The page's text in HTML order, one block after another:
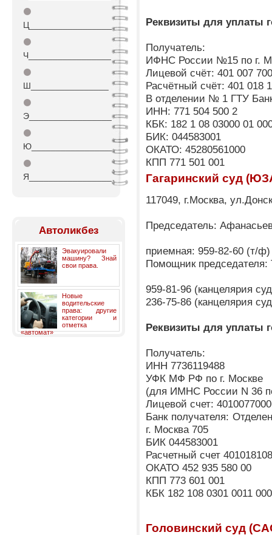
⚫
Ц_________________
⚫
Ч_________________
⚫
Ш________________
⚫
Э_________________
⚫
Ю_________________
⚫
Я_________________
Автоликбез
Эвакуировали
машину? Знай
свои права.
Новые
водительские
права: другие
категории и
отметка
«автомат»
Реквизиты для уплаты
Получатель:
ИФНС России №15 по г.
Лицевой счёт: 401 007
Расчётный счёт: 401 018
В отделении № 1 ГТУ
ИНН: 771 504 500 2
КБК: 182 1 08 03000 01
БИК: 044583001
ОКАТО: 45280561000
КПП 771 501 001
Гагаринский суд
117049, г.Москва,
Председатель:
приемная: 959-82-60 (т/ф)
Помощник председателя:
959-81-96 (канцелярия
236-75-86 (канцелярия
Реквизиты для уплаты
Получатель:
ИНН 7736119488
УФК МФ РФ по г. Москве
(для ИМНС России N 36
Лицевой счет:
Банк получателя:
г. Москва 705
БИК 044583001
Расчетный счет
ОКАТО 452 935 580 00
КПП 773 601 001
КБК 182 108 0301 0011
Головинский суд